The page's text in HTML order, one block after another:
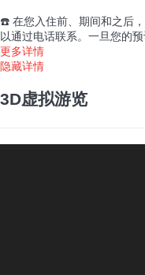
☎️ 在您入住前、期间和之后
以通过电话联系。一旦您的
更多详情
隐藏详情
3D虚拟游览